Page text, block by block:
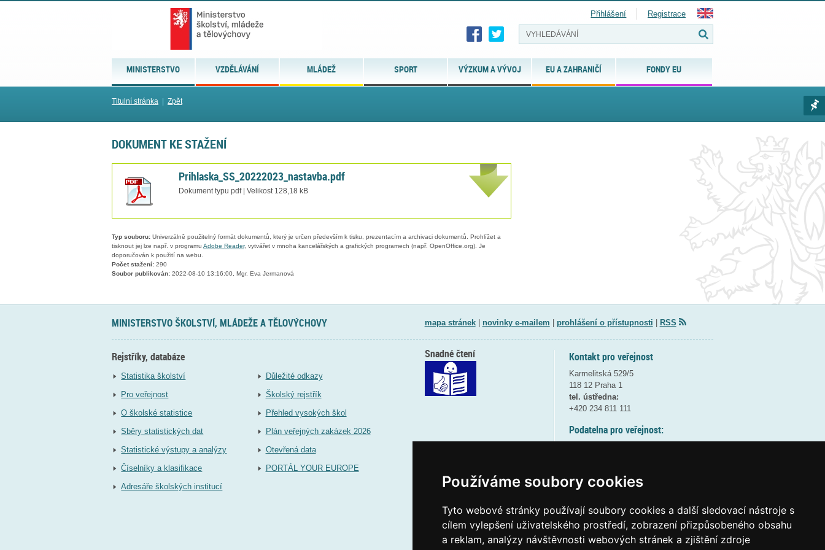
Používáme soubory cookies
Tyto webové stránky používají soubory cookies a další sledovací nástroje s
cílem vylepšení uživatelského prostředí, zobrazení přizpůsobeného obsahu
a reklam, analýzy návštěvnosti webových stránek a zjištění zdroje
MINISTERSTVO VZDĚLÁVÁNÍ MLÁDEŽ SPORT VÝZKUM A VÝVOJ EU A ZAHRANIČÍ FONDY EU
Přihlášení Registrace
Titulní stránka Zpět
DOKUMENT KE STAŽENÍ
Prihlaska_SS_20222023_nastavba.pdf
Dokument typu pdf | Velikost 128,18 kB
Typ souboru: Univerzálně použitelný formát dokumentů, který je určen především k tisku, prezentacím a archivaci dokumentů. Prohlížet a
tisknout jej lze např. v programu Adobe Reader, vytvářet v mnoha kancelářských a grafických programech (např. OpenOffice.org). Je
doporučován k použití na webu.
Počet stažení: 290
Soubor publikován: 2022-08-10 13:16:00, Mgr. Eva Jermanová
MINISTERSTVO ŠKOLSTVÍ, MLÁDEŽE A TĚLOVÝCHOVY mapa stránek| novinky e-mailem prohlášení o přístupnosti RSS
Rejstříky, databáze
Statistika školství
Pro veřejnost
O školské statistice
Sběry statistických dat
Statistické výstupy a analýzy
Číselníky a klasifikace
Adresáře školských institucí
Důležité odkazy
Školský rejstřík
Přehled vysokých škol
Plán veřejných zakázek 2026
Otevřená data
PORTÁL YOUR EUROPE
Kontakt pro veřejnost
Karmelitská 529/5
118 12 Praha 1
tel. ústředna:
+420 234 811 111
Podatelna pro veřejnost:
(více informací
Elektronická podatelna:
posta@msmtgov cz
Snadné čtení